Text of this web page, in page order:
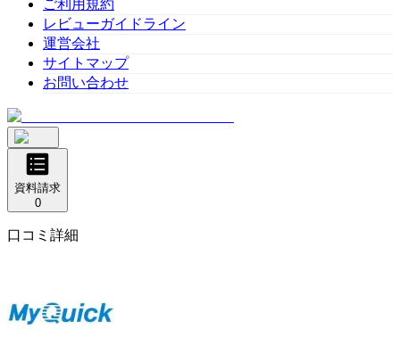
ご利用規約
レビューガイドライン
運営会社
サイトマップ
お問い合わせ
資料請求
0
口コミ詳細